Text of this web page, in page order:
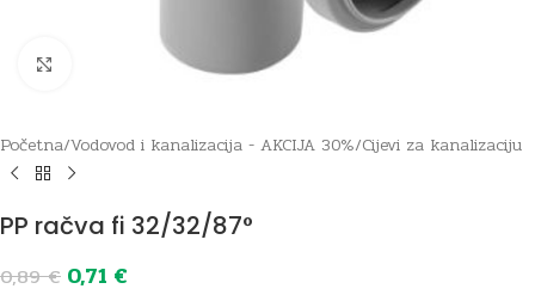
Click to enlarge
Početna/Vodovod i kanalizacija - AKCIJA 30%/Cijevi za kanalizaciju
PP račva fi 32/32/87°
0,89€ 0,71 €